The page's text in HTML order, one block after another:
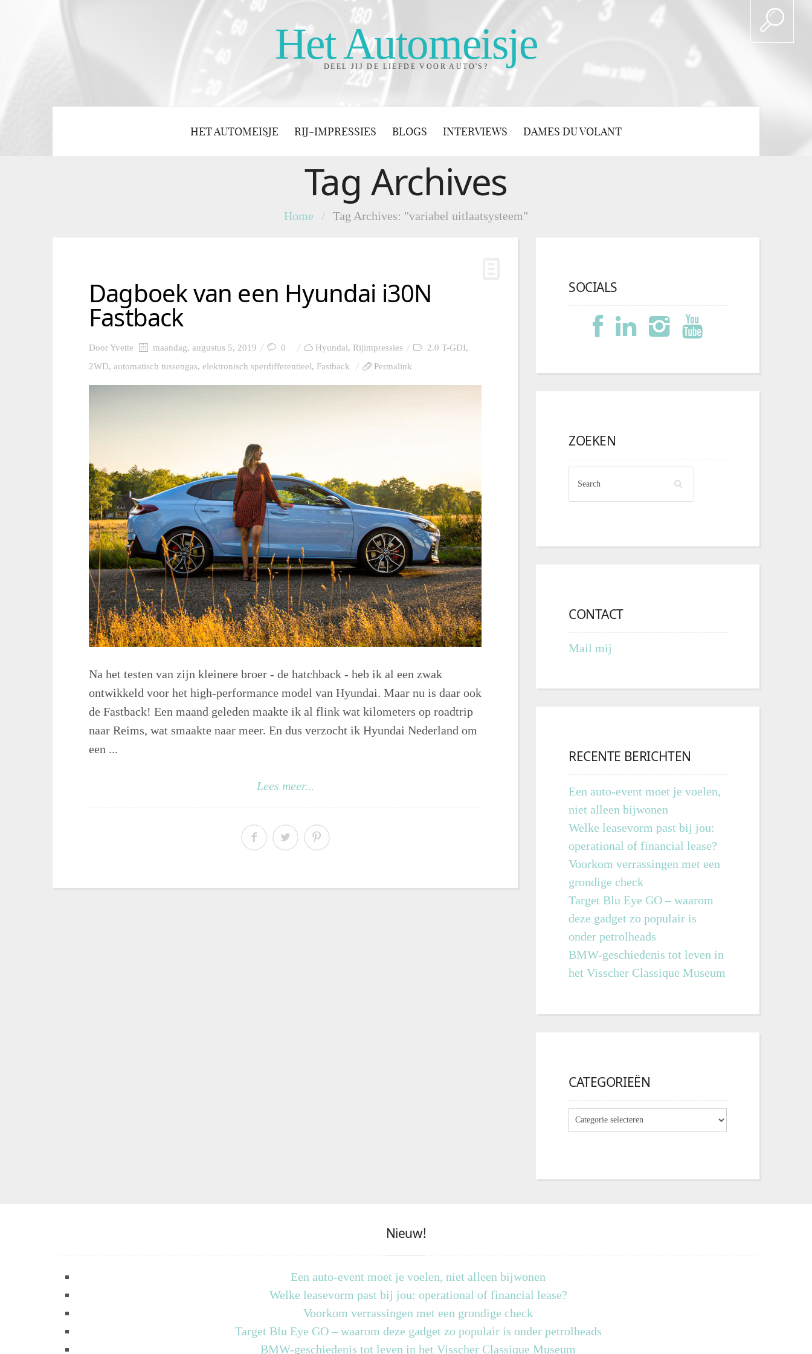
Het Automeisje
DEEL JIJ DE LIEFDE VOOR AUTO'S?
HET AUTOMEISJE RIJ-IMPRESSIES BLOGS INTERVIEWS DAMES DU VOLANT
Tag Archives
Home / Tag Archives: "variabel uitlaatsysteem"
Dagboek van een Hyundai i30N
Fastback
DoorYvette maandag, augustus 5, 2019 0 Hyundai, Rijimpressies 2.0 T-GDI,
2WD, automatisch tussengas, elektronisch sperdifferentieel, Fastback Permalink
Na het testen van zijn kleinere broer - de hatchback - heb ik al een zwak
ontwikkeld voor het high-performance model van Hyundai. Maar nu is daar ook
de Fastback! Een maand geleden maakte ik al flink wat kilometers op roadtrip
naar Reims, wat smaakte naar meer. En dus verzocht ik Hyundai Nederland om
een ...
Lees meer...
SOCIALS
ZOEKEN
CONTACT
Mail mij
RECENTE BERICHTEN
Een auto-event moet je voelen,
niet alleen bijwonen
Welke leasevorm past bij jou:
operational of financial lease?
Voorkom verrassingen met een
grondige check
Target Blu Eye GO – waarom
deze gadget zo populair is
onder petrolheads
BMW-geschiedenis tot leven in
het Visscher Classique Museum
CATEGORIEËN
Nieuw!
Een auto-event moet je voelen, niet alleen bijwonen
Welke leasevorm past bij jou: operational of financial lease?
Voorkom verrassingen met een grondige check
Target Blu Eye GO – waarom deze gadget zo populair is onder petrolheads
BMW-geschiedenis tot leven in het Visscher Classique Museum